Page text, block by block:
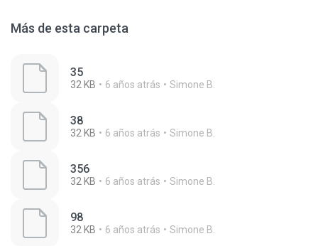
Más de esta carpeta
35
32 KB 6 años atrás Simone B.
38
32 KB 6 años atrás Simone B.
356
32 KB 6 años atrás Simone B.
98
32 KB 6 años atrás Simone B.